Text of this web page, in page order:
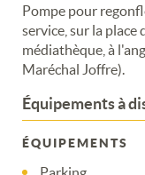
Pompe pour
service, sur la place
médiathèque, à
Maréchal Joffre).
Équipements à
ÉQUIPEMENTS